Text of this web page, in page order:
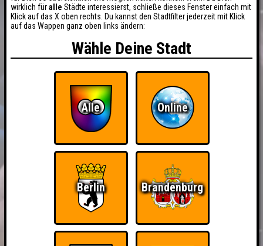
wirklich füralle Städte interessierst, schließe dieses Fenster einfach mit
Klick auf das X oben rechts. Du kannst den Stadtfilter jederzeit mit Klick
auf das Wappen ganz oben links ändern:
Wähle Deine Stadt
Alle Online
Berlin Brandenburg